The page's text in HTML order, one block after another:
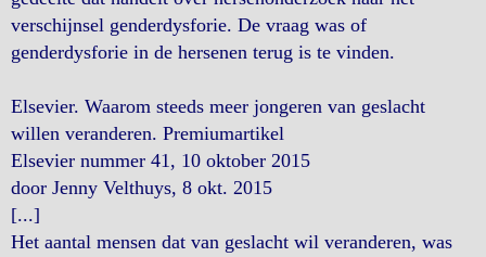
verschijnsel genderdysforie. De vraag was of
genderdysforie in de hersenen terug is te vinden.
Elsevier. Waarom steeds meer jongeren van geslacht
willen veranderen. Premiumartikel
Elsevier nummer 41, 10 oktober 2015
door Jenny Velthuys, 8 okt. 2015
[...]
Het aantal mensen dat van geslacht wil veranderen, was